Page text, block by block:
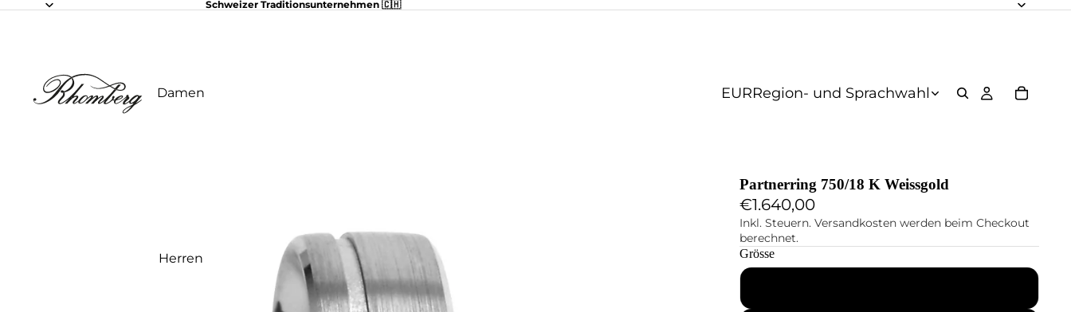
Schweizer Traditionsunternehmen 🇨🇭
Damen
Herren
EURRegion- und Sprachwahl
Partnerring 750/18 K Weissgold
€1.640,00
Inkl. Steuern. Versandkosten werden beim Checkout
berechnet.
Grösse